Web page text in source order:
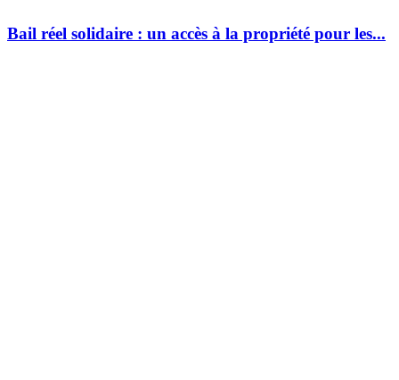
Bail réel solidaire : un accès à la propriété pour les...